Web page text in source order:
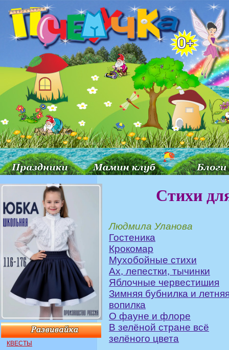
КВЕСТЫ
Стихи
Людмила Уланова
Гостеника
Крокомар
Мухобойные стихи
Ах, лепестки, тычинки
Яблочные червестишия
Зимняя бубнилка и
вопилка
О фауне и флоре
В зелёной стране всё
зелёного цвета